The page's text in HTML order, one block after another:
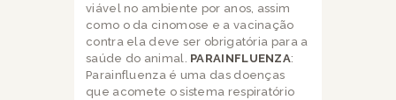
viável no ambiente por anos, assim
como o da cinomose e a vacinação
contra ela deve ser obrigatória para a
saúde do animal. PARAINFLUENZA:
Parainfluenza é uma das doenças
que acomete o sistema respiratório